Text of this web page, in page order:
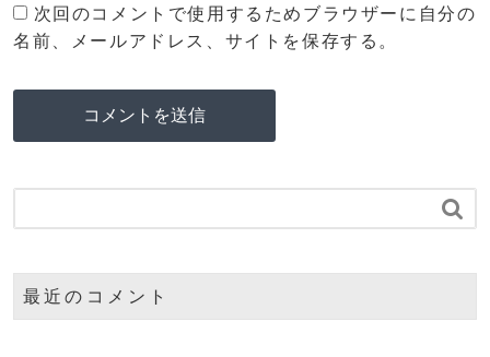
次回のコメントで使用するためブラウザーに自分の
名前、メールアドレス、サイトを保存する。

最近のコメント